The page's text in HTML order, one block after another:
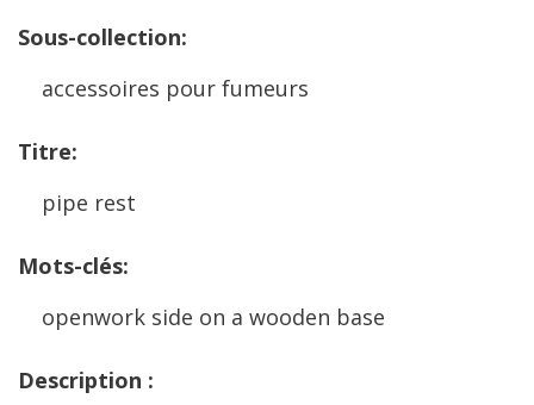
Sous-collection:
accessoires pour fumeurs
Titre:
pipe rest
Mots-clés:
openwork side on a wooden base
Description :